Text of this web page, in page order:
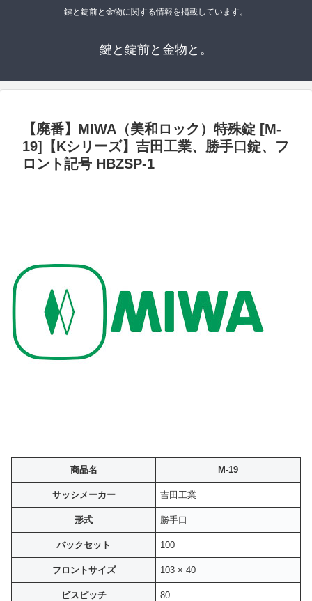
鍵と錠前と金物に関する情報を掲載しています。
鍵と錠前と金物と。
【廃番】MIWA（美和ロック）特殊錠 [M-
19]【Kシリーズ】吉田工業、勝手口錠、フ
ロント記号 HBZSP-1
商品名 M-19
サッシメーカー 吉田工業
形式 勝手口
バックセット 100
フロントサイズ 103 × 40
ビスピッチ 80